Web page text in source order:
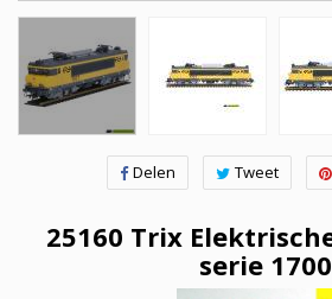
Delen Tweet
25160 Trix
serie 1700